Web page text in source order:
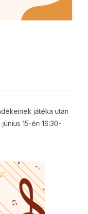
játéka után
15-én 16:30-